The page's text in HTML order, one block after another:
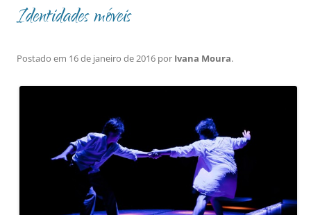
Identidades móveis
Postado em 16 de janeiro de 2016 por Ivana Moura.